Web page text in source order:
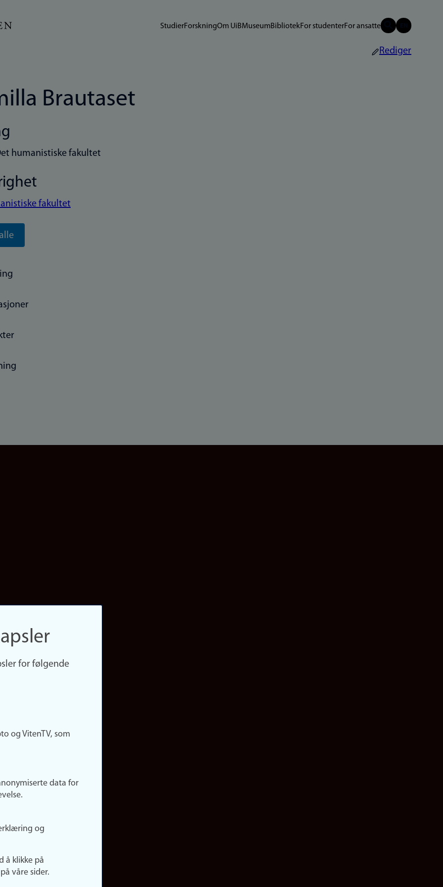
StudierForskningOm UiBMuseumBibliotekFor studenterFor ansatte
Rediger
Brautaset
humanistiske fakultet
fakultet
for følgende
og VitenTV, som
data for
og
å klikke på
våre sider.